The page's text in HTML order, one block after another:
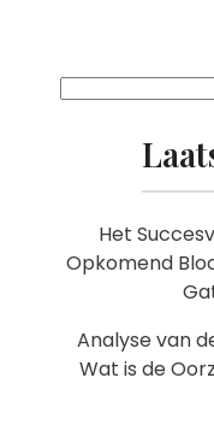
Het
Opkomend
Analyse van
Wat is de